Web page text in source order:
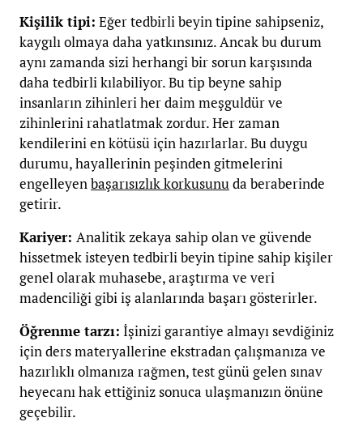
Kişilik tipi: Eğer tedbirli beyin tipine sahipseniz,
kaygılı olmaya daha yatkınsınız. Ancak bu durum
aynı zamanda sizi herhangi bir sorun karşısında
daha tedbirli kılabiliyor. Bu tip beyne sahip
insanların zihinleri her daim meşguldür ve
zihinlerini rahatlatmak zordur. Her zaman
kendilerini en kötüsü için hazırlarlar. Bu duygu
durumu, hayallerinin peşinden gitmelerini
engelleyenbaşarısızlık korkusunuda beraberinde
getirir.
Kariyer: Analitik zekaya sahip olan ve güvende
hissetmek isteyen tedbirli beyin tipine sahip kişiler
genel olarak muhasebe, araştırma ve veri
madenciliği gibi iş alanlarında başarı gösterirler.
Öğrenme tarzı: İşinizi garantiye almayı sevdiğiniz
için ders materyallerine ekstradan çalışmanıza ve
hazırlıklı olmanıza rağmen, test günü gelen sınav
heyecanı hak ettiğiniz sonuca ulaşmanızın önüne
geçebilir.